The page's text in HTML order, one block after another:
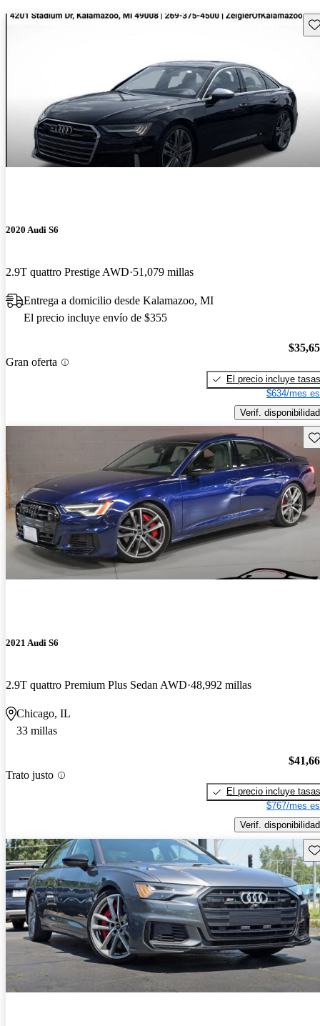
2020 Audi S6
2.9T quattro Prestige AWD 51,079 millas
Entrega a domicilio desde Kalamazoo, MI
El precio incluye envío de $355
Gran oferta
El precio incluye tasas
$634/mes
Verif. disponibilidad
2021 Audi S6
2.9T quattro Premium Plus Sedan AWD 48,992 millas
Chicago, IL
33 millas
Trato justo
El precio incluye tasas
$767/mes
Verif. disponibilidad